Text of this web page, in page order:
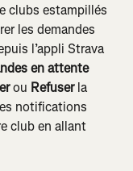
clubs estampillés
les demandes
l’appli Strava
en attente
ou Refuser la
notifications
club en allant